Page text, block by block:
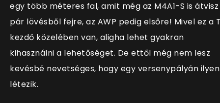
egy több méteres fal, amit még az M4A1-S is átvisz
pár lövésből fejre, az AWP pedig elsőre! Mivel ez a
kezdő közelében van, aligha lehet gyakran
kihasználni a lehetőséget. De ettől még nem lesz
kevésbé nevetséges, hogy egy versenypályán ilyen
létezik.